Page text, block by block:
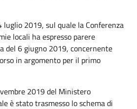
luglio 2019, sul quale la Conferenza
locali ha espresso parere
del 6 giugno 2019, concernente
in argomento per il primo
2019 del Ministero
è stato trasmesso lo schema di